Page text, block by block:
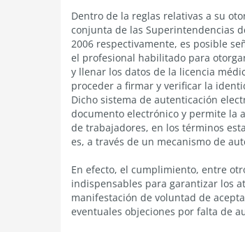
Dentro de la reglas relativas a su
conjunta de las Superintendencias
2006 respectivamente, es posible
el profesional habilitado para
y llenar los datos de la licencia
proceder a firmar y verificar la
Dicho sistema de autenticación
documento electrónico y permite la
de trabajadores, en los términos
es, a través de un mecanismo de
En efecto, el cumplimiento, entre
indispensables para garantizar los
manifestación de voluntad de
eventuales objeciones por falta de